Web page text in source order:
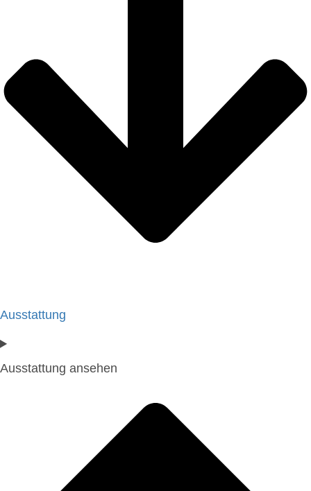
Ausstattung
Ausstattung ansehen